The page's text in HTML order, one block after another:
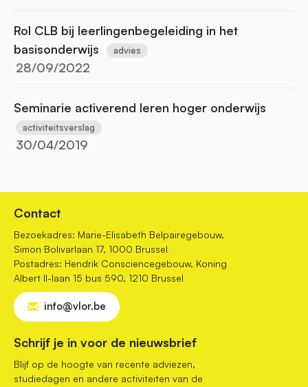
Rol CLB bij leerlingenbegeleiding in het
basisonderwijs
advies
28/09/2022
Seminarie activerend leren hoger onderwijs
activiteitsverslag
30/04/2019
Contact
Bezoekadres: Marie-Elisabeth Belpairegebouw,
Simon Bolivarlaan 17, 1000 Brussel
Postadres: Hendrik Consciencegebouw, Koning
Albert II-laan 15 bus 590, 1210 Brussel
info@vlor.be
Schrijf je in voor de nieuwsbrief
Blijf op de hoogte van recente adviezen,
studiedagen en andere activiteiten van de